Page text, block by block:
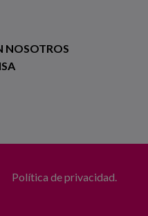
NOSOTROS
Política de privacidad.